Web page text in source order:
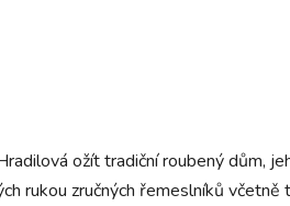
ožít tradiční roubený dům,
rukou zručných řemeslníků